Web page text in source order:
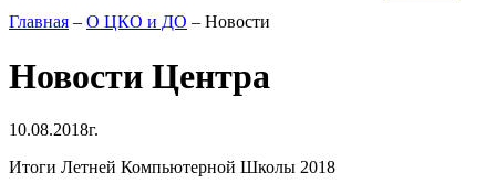
Главная – О ЦКО и ДО – Новости
Новости Центра
10.08.2018г.
Итоги Летней Компьютерной Школы 2018